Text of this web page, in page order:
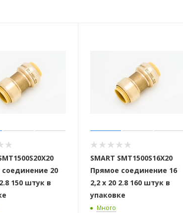
20
150 штук в
SMART SMT1500S16X20
Прямое соединение 16
2,2 х 20 2.8 160 штук в
упаковке
Много